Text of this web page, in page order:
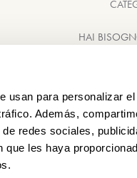
usan para personalizar
Además,
redes sociales,
les haya
HAI